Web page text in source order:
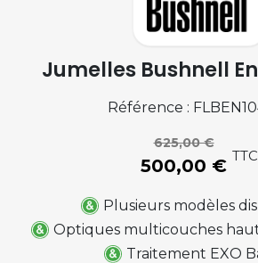
Jumelles Bushnell
Référence :
625,00 €
500,00 € TTC
Plusieurs modèles
Optiques multicouches
Traitement EXO